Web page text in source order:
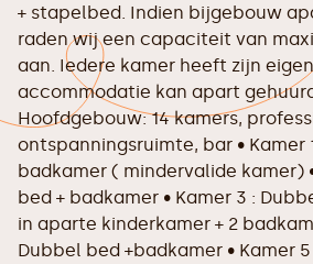
+ stapelbed. Indien bijgebouw
raden wij een capaciteit van
aan. Iedere kamer heeft zijn
accommodatie kan apart
Hoofdgebouw: 14 kamers,
ontspanningsruimte, bar • Kamer
badkamer ( mindervalide kamer)
bed + badkamer • Kamer 3 :
in aparte kinderkamer + 2
Dubbel bed +badkamer • Kamer